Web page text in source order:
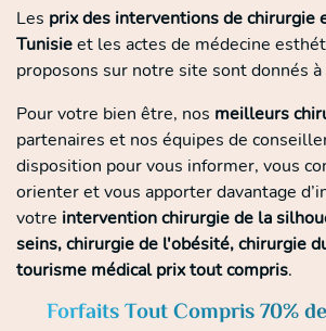
Les prix des interventions de chirurgie
Tunisieet les actes de médecine
proposons sur notre site sont donnés
Pour votre bien être, nos meilleurs
partenaires et nos équipes de
disposition pour vous informer, vous
orienter et vous apporter davantage
votre intervention chirurgie de la
seins, chirurgie de l'obésité, chirurgie
tourisme médical prix tout compris.
Forfaits Tout Compris 70%